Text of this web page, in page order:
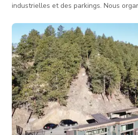
industrielles et des parkings. Nous
personnes (nous disposons d'une
Nous avons accueilli des mariages,
festivals de musique, journées
Plusieurs scènes de films et publicités
allant de ceux cherchant un cadre